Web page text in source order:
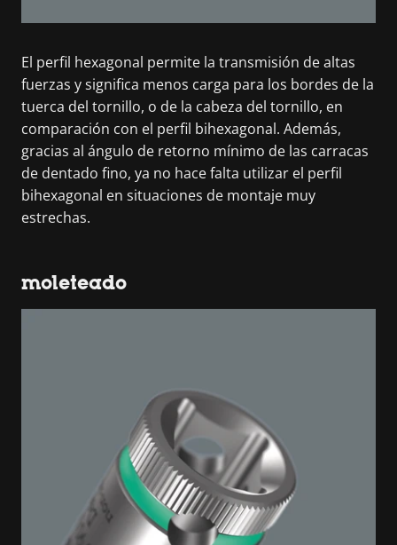
El perfil hexagonal permite la transmisión de altas
fuerzas y significa menos carga para los bordes de la
tuerca del tornillo, o de la cabeza del tornillo, en
comparación con el perfil bihexagonal. Además,
gracias al ángulo de retorno mínimo de las carracas
de dentado fino, ya no hace falta utilizar el perfil
bihexagonal en situaciones de montaje muy
estrechas.
moleteado